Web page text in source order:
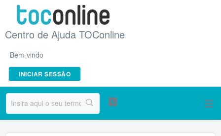
Centro de Ajuda TOConline
Bem-vindo
INICIAR SESSÃO